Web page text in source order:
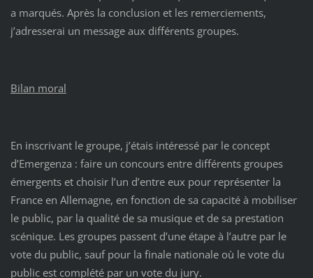
a marqués. Après la conclusion et les remerciements,
j’adresserai un message aux différents groupes.
Bilan moral
En inscrivant le groupe, j’étais intéressé par le concept
d’Emergenza : faire un concours entre différents groupes
émergents et choisir l’un d’entre eux pour représenter la
France en Allemagne, en fonction de sa capacité à mobiliser
le public, par la qualité de sa musique et de sa prestation
scénique. Les groupes passent d’une étape à l’autre par le
vote du public, sauf pour la finale nationale où le vote du
public est complété par un vote du jury.